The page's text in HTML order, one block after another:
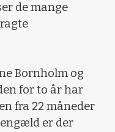
de mange
Bornholm og
for to år har
fra 22 måneder
er der